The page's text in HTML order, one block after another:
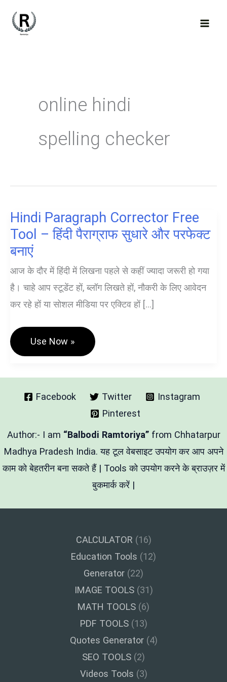
online hindi
spelling checker
Hindi Paragraph Corrector Free
Tool – हिंदी पैराग्राफ सुधारे और परफेक्ट
बनाएं
आज के दौर में हिंदी में लिखना पहले से कहीं ज्यादा जरूरी हो गया
है। चाहे आप स्टूडेंट हों, ब्लॉग लिखते हों, नौकरी के लिए आवेदन
कर रहे हों या सोशल मीडिया पर एक्टिव हों […]
Hindi
Corrector
Tool
हिंदी
पैराग्राफ
परफेक्ट
बनाएं
Use Now »
Facebook Twitter
Instagram
Pinterest
Author:- I am “Balbodi Ramtoriya” from Chhatarpur
Madhya Pradesh India. यह टूल वेबसाइट उपयोग कर आप अपने
काम को बेहतरीन बना सकते हैं | Tools को उपयोग करने के ब्राउज़र में
बुकमार्क करें |
CALCULATOR (16)
Education Tools (12)
Generator (22)
IMAGE TOOLS(31)
MATH TOOLS (6)
PDF TOOLS(13)
Quotes Generator(4)
SEO TOOLS (2)
Videos Tools (3)